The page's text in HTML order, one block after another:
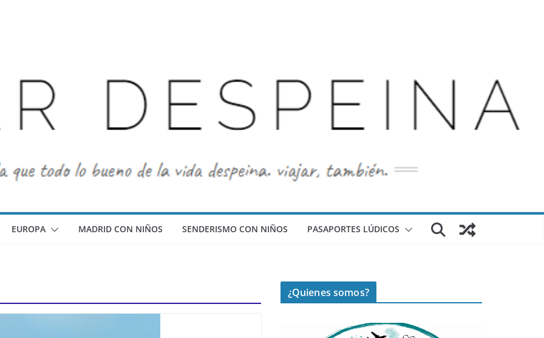
EUROPA MADRID CON NIÑOS SENDERISMO CON NIÑOS PASAPORTES LÚDICOS
¿Quienes somos?